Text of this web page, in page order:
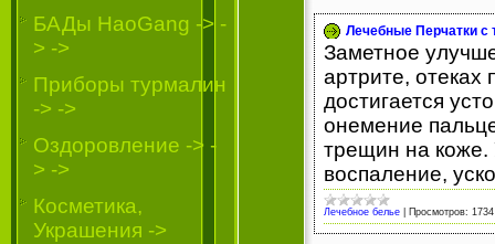
БАДы HaoGang -> -
> ->
Приборы турмалин
-> ->
Oздоровление -> -
> ->
Косметика,
Украшения ->
Лечебные Перчатки с
Заметное
артрите, отеках
достигается
онемение
трещин на коже.
воспаление,
Лечебное белье Просмотров: 1734